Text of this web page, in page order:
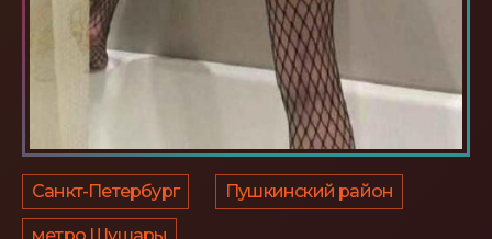
Санкт-Петербург Пушкинский район